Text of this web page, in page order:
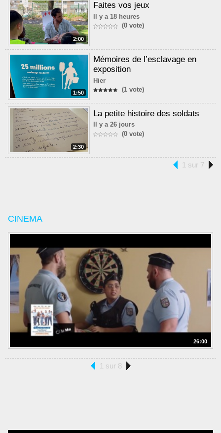
2:00
Faites vos jeux
Il y a 18 heures
(0 vote)
1:50
Mémoires de l’esclavage en
exposition
Hier
(1 vote)
2:30
La petite histoire des soldats
Il y a 26 jours
(0 vote)
1 sur 7
CINEMA
26:00
1 sur 8